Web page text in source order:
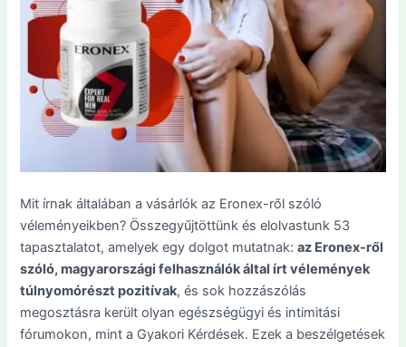
Mit írnak általában a vásárlók az Eronex-ről szóló
véleményeikben? Összegyűjtöttünk és elolvastunk 53
tapasztalatot, amelyek egy dolgot mutatnak:az Eronex-ről
szóló, magyarországi felhasználók által írt vélemények
túlnyomórészt pozitívak, és sok hozzászólás
megosztásra került olyan egészségügyi és intimitási
fórumokon, mint a Gyakori Kérdések. Ezek a beszélgetések